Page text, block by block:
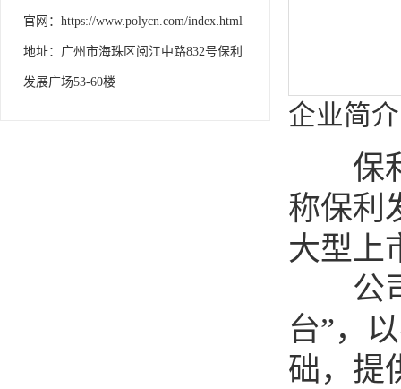
官网：https://www.polycn.com/index.html
地址：广州市海珠区阅江中路832号保利
发展广场53-60楼
企业简介
保利
称保利
大型上
公司
台”，
础，提